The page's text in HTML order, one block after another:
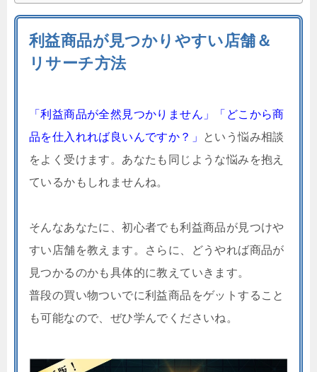
利益商品が見つかりやすい店舗＆
リサーチ方法
「利益商品が全然見つかりません」「どこから商
品を仕入れれば良いんですか？」
という悩み相談
をよく受けます。あなたも同じような悩みを抱え
ているかもしれませんね。
そんなあなたに、初心者でも利益商品が見つけや
すい店舗を教えます。さらに、どうやれば商品が
見つかるのかも具体的に教えていきます。
普段の買い物ついでに利益商品をゲットすること
も可能なので、ぜひ学んでくださいね。